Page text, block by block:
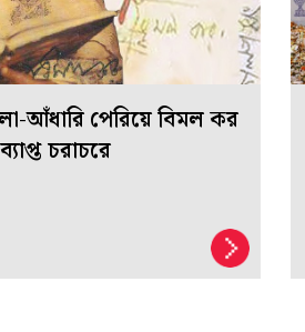
আঁধারি পেরিয়ে বিমল কর
চরাচরে